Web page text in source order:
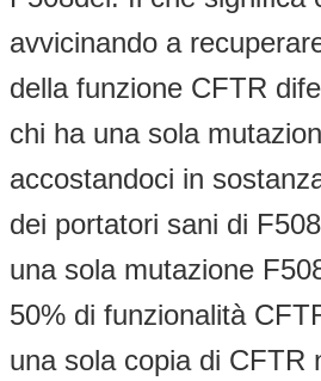
avvicinando a
della funzione CFTR
chi ha una sola
accostandoci in
dei portatori sani di
una sola mutazione
50% di funzionalità
una sola copia di CFTR